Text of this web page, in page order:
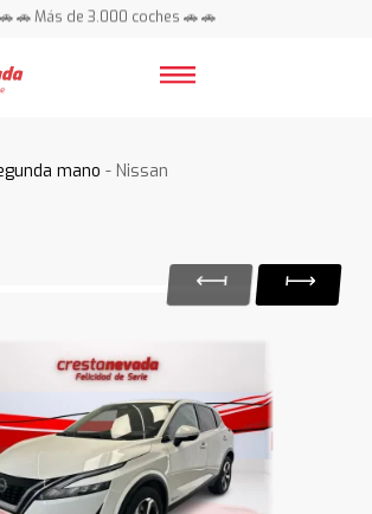
🚗 🚗 Más de 3.000 coches 🚗 🚗
mano - Nissan